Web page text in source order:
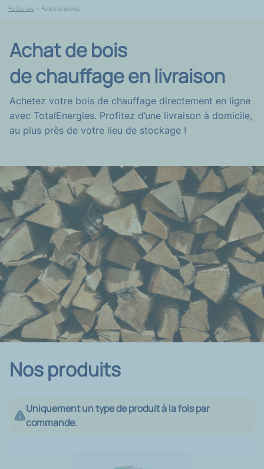
Particuliers > Pellets et bûches
Achat de bois
de chauffage en livraison
Achetez votre bois de chauffage directement en ligne
avec TotalEnergies. Profitez d’une livraison à domicile,
au plus près de votre lieu de stockage !
Nos produits
Uniquement un type de produit à la fois par
commande.